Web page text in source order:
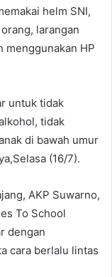
helm SNI,
larangan
menggunakan HP
untuk tidak
tidak
di bawah umur
(16/7).
AKP Suwarno,
To School
dengan
cara berlalu lintas